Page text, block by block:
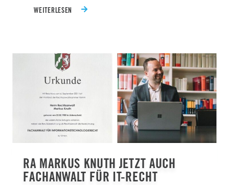
WEITERLESEN
RA MARKUS KNUTH JETZT AUCH
FACHANWALT FÜR IT-RECHT